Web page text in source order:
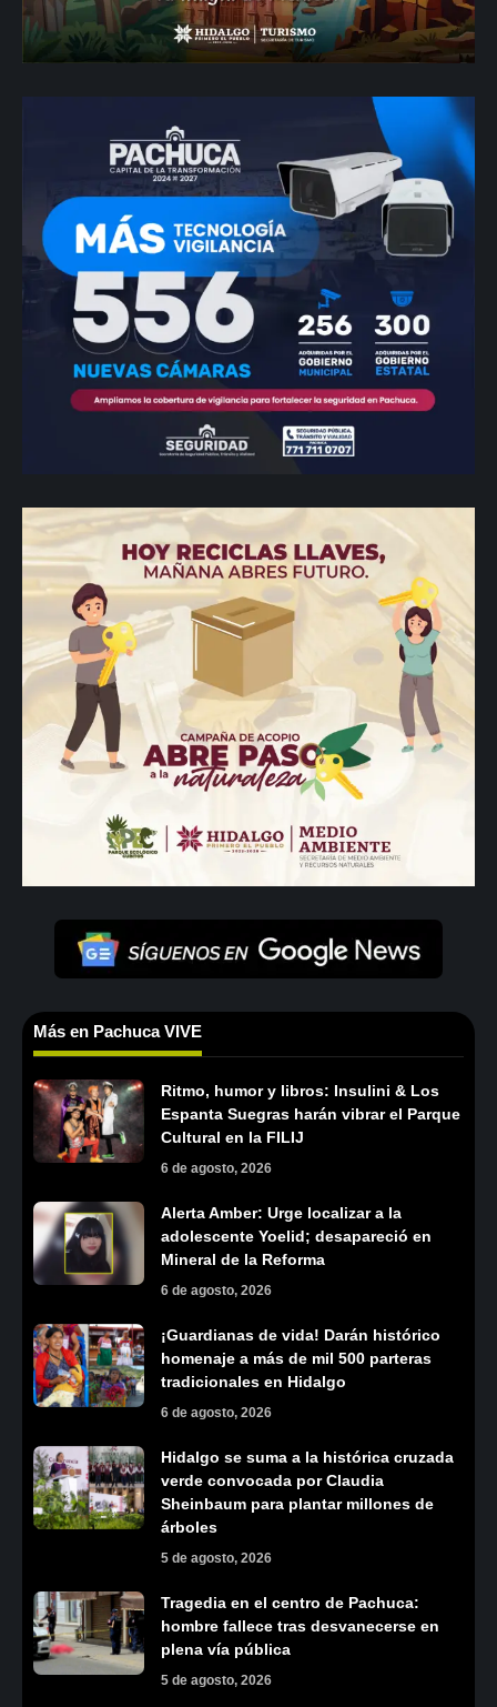
Más en Pachuca VIVE
Ritmo, humor y libros: Insulini & Los
Espanta Suegras harán vibrar el Parque
Cultural en la FILIJ
6 de agosto, 2026
Alerta Amber: Urge localizar a la
adolescente Yoelid; desapareció en
Mineral de la Reforma
6 de agosto, 2026
¡Guardianas de vida! Darán histórico
homenaje a más de mil 500 parteras
tradicionales en Hidalgo
6 de agosto, 2026
Hidalgo se suma a la histórica cruzada
verde convocada por Claudia
Sheinbaum para plantar millones de
árboles
5 de agosto, 2026
Tragedia en el centro de Pachuca:
hombre fallece tras desvanecerse en
plena vía pública
5 de agosto, 2026